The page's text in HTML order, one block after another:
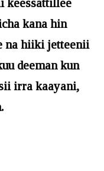
keessattillee
kana hin
na hiiki jetteenii
deeman kun
irra kaayani,